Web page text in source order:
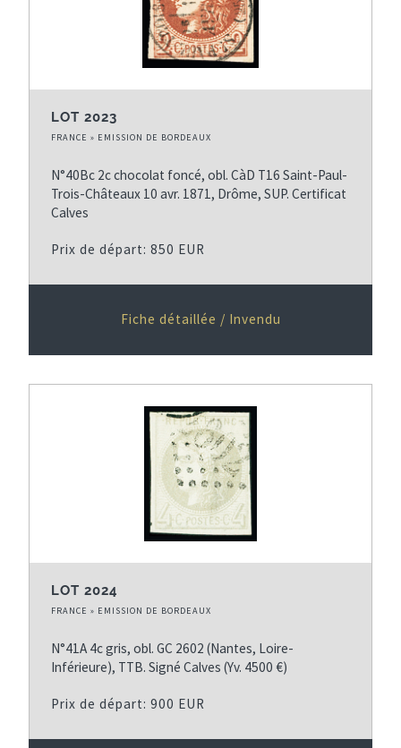
LOT 2023
FRANCE » EMISSION DE BORDEAUX
N°40Bc 2c chocolat foncé, obl. CàD T16 Saint-Paul-
Trois-Châteaux 10 avr. 1871, Drôme, SUP. Certificat
Calves
Prix de départ: 850 EUR
Fiche détaillée / Invendu
LOT 2024
FRANCE » EMISSION DE BORDEAUX
N°41A 4c gris, obl. GC 2602 (Nantes, Loire-
Inférieure), TTB. Signé Calves (Yv. 4500 €)
Prix de départ: 900 EUR